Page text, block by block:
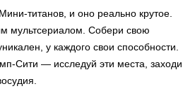
титанов, и оно реально крутое.
мультсериалом. Собери свою
у каждого свои способности.
Сити — исследуй эти места, заходи